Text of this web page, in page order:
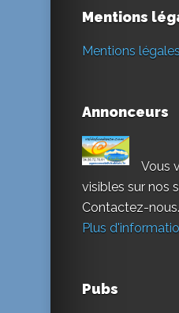
Mentions
Mentions légales
Annonceurs
Vous
visibles sur nos
Contactez-nous.
Plus
Pubs